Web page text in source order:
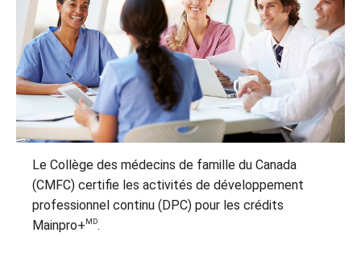
Le Collège des médecins de famille du Canada
(CMFC) certifie les activités de développement
professionnel continu (DPC) pour les crédits
Mainpro+ MD.